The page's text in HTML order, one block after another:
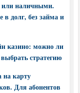
или наличными.
в долг, без займа и
казино: можно ли
стратегию
на карту
Для абонентов